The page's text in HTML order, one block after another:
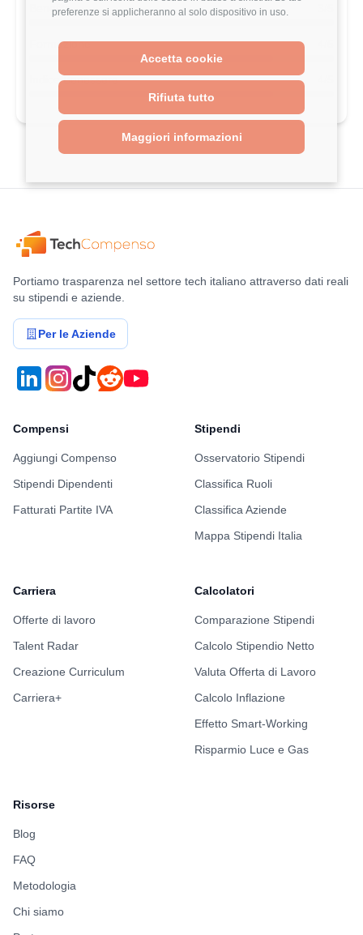
preferenze si applicheranno al solo dispositivo in uso.
Accetta cookie
Rifiuta tutto
Maggiori informazioni
Benefits
Formazione
Indice Benessere
Portiamo trasparenza nel settore tech italiano attraverso dati reali
su stipendi e aziende.
Per le Aziende
Compensi
Aggiungi Compenso
Stipendi Dipendenti
Fatturati Partite IVA
Stipendi
Osservatorio Stipendi
Classifica Ruoli
Classifica Aziende
Mappa Stipendi Italia
Carriera
Offerte di lavoro
Talent Radar
Creazione Curriculum
Carriera+
Calcolatori
Comparazione Stipendi
Calcolo Stipendio Netto
Valuta Offerta di Lavoro
Calcolo Inflazione
Effetto Smart-Working
Risparmio Luce e Gas
Risorse
Blog
FAQ
Metodologia
Chi siamo